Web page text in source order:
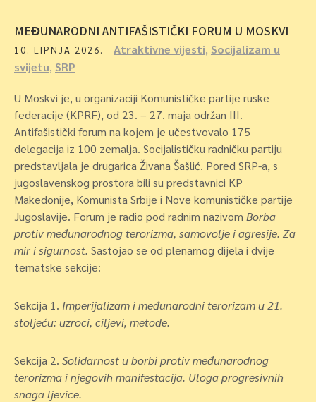
MEĐUNARODNI ANTIFAŠISTIČKI FORUM U MOSKVI
10. LIPNJA 2026. Atraktivne vijesti, Socijalizam u
svijetu, SRP
U Moskvi je, u organizaciji Komunističke partije ruske
federacije (KPRF), od 23. – 27. maja održan III.
Antifašistički forum na kojem je učestvovalo 175
delegacija iz 100 zemalja. Socijalističku radničku partiju
predstavljala je drugarica Živana Šašlić. Pored SRP-a, s
jugoslavenskog prostora bili su predstavnici KP
Makedonije, Komunista Srbije i Nove komunističke partije
Jugoslavije. Forum je radio pod radnim nazivom Borba
protiv međunarodnog terorizma, samovolje i agresije. Za
mir i sigurnost. Sastojao se od plenarnog dijela i dvije
tematske sekcije:
Sekcija 1. Imperijalizam i međunarodni terorizam u 21.
stoljeću: uzroci, ciljevi, metode.
Sekcija 2. Solidarnost u borbi protiv međunarodnog
terorizma i njegovih manifestacija. Uloga progresivnih
snaga ljevice.